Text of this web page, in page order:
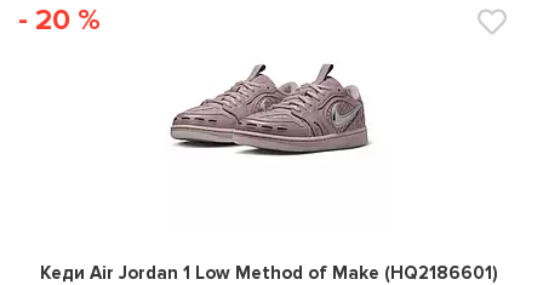
- 20 %
0
Кеди Air Jordan 1 Low Method of Make (HQ2186601)